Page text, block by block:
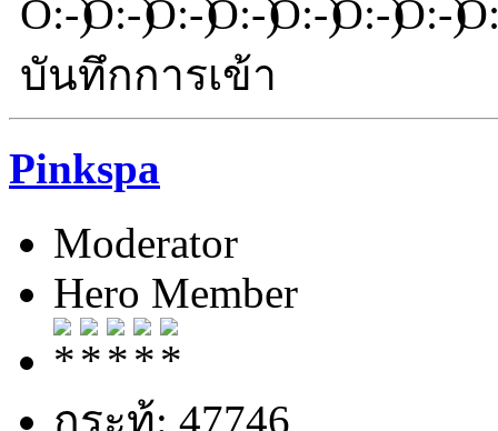
บันทึกการเข้า
Pinkspa
Moderator
Hero Member
กระทู้: 47746